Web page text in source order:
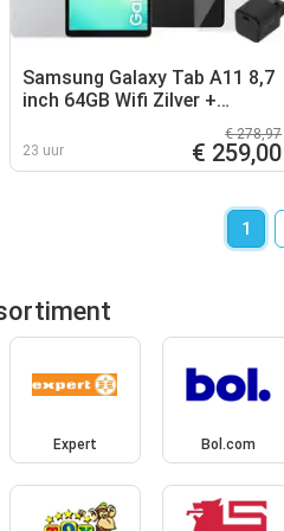
Samsung Galaxy Tab A11 8,7
inch 64GB Wifi Zilver +
23 uur
€ 278,97
€ 259,00
1
Expert Bol.com